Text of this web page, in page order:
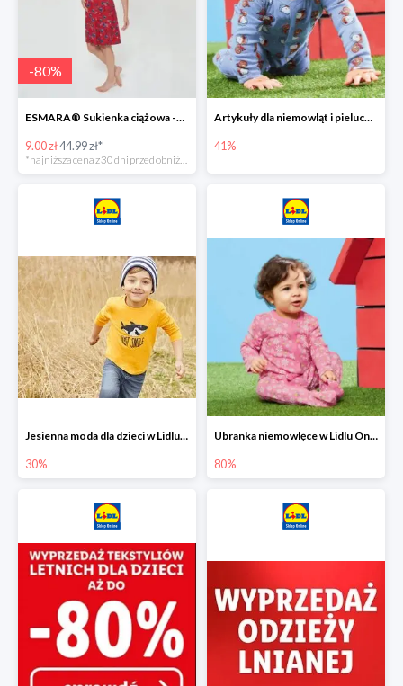
-80%
ESMARA® Sukienka ciążowa -79%
9.00 zł44.99 zł*
Artykuły dla niemowląt i pieluchy w Lidlu Online do -41%
41%
Jesienna moda dla dzieci w Lidlu Online do -30%
30%
Ubranka niemowlęce w Lidlu Online do -80%
80%